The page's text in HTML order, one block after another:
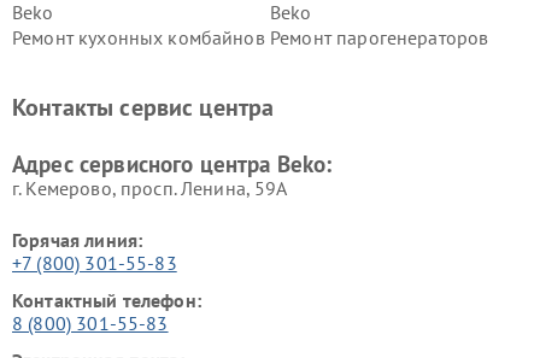
Beko
Beko
Ремонт кухонных комбайнов Ремонт парогенераторов
Ремонт холодильников Beko Ремонт морозильных камер
Контакты сервис центра
Адрес сервисного центра Beko:
г. Кемерово, просп. Ленина, 59А
Горячая линия:
+7 (800) 301-55-83
Контактный телефон:
8 (800) 301-55-83